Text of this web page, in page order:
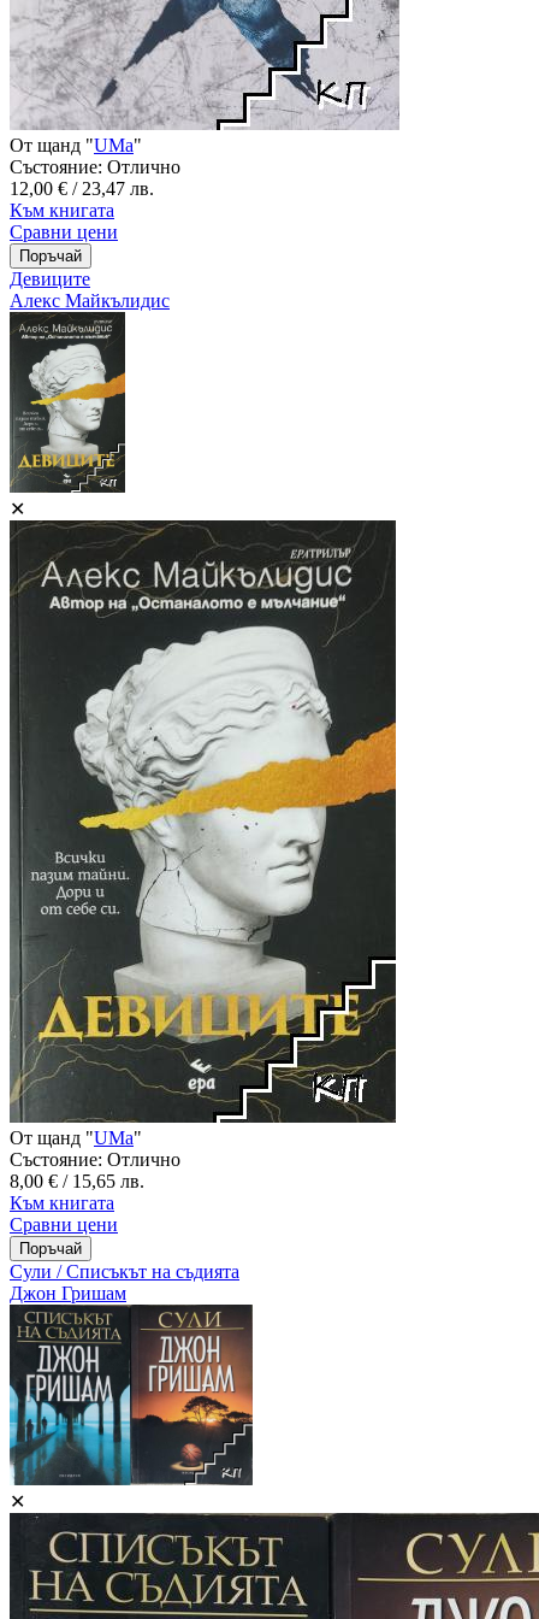
От щанд "UMa"
Състояние: Отлично
12,00 € / 23,47 лв.
Към книгата
Сравни цени
Девиците
Алекс Майкълидис
✕
От щанд "UMa"
Състояние: Отлично
8,00 € / 15,65 лв.
Към книгата
Сравни цени
Сули / Списъкът на съдията
Джон Гришам
✕